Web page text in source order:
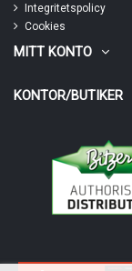
Integritetspolicy
Cookies
MITT KONTO
KONTOR/BUTIKER